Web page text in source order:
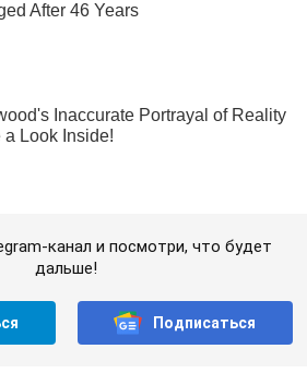
канал и посмотри, что будет
дальше!
Подписаться